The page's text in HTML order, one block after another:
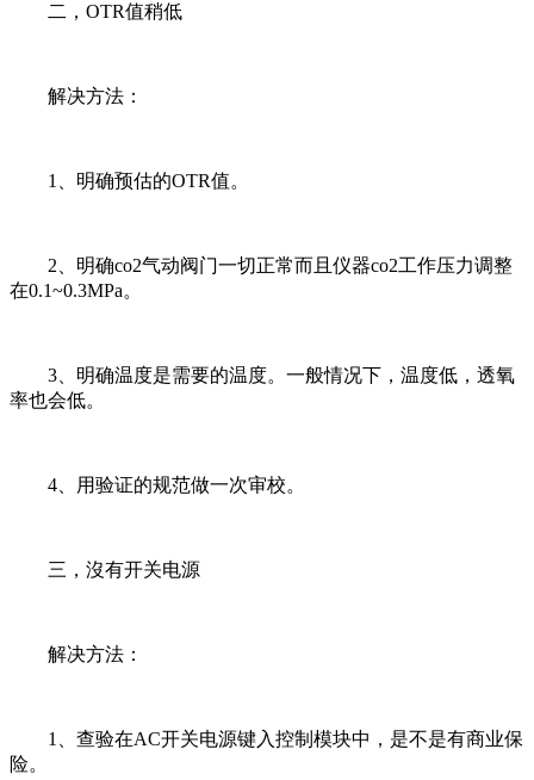
二，OTR值稍低
解决方法：
1、明确预估的OTR值。
2、明确co2气动阀门一切正常而且仪器co2工作压力调整
在0.1~0.3MPa。
3、明确温度是需要的温度。一般情况下，温度低，透氧
率也会低。
4、用验证的规范做一次审校。
三，沒有开关电源
解决方法：
1、查验在AC开关电源键入控制模块中，是不是有商业保
险。